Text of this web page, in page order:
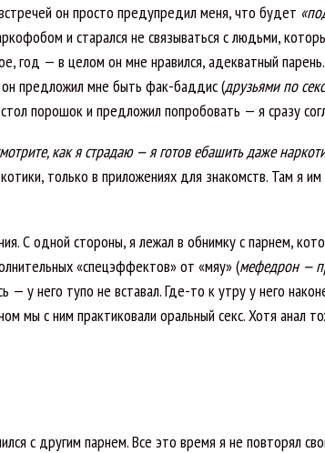
он просто предупредил меня, что будет
и старался не связываться с людьми,
год — в целом он мне нравился, адекватный
предложил мне быть фак-баддис (друзьями по
порошок и предложил попробовать — я сразу
как я страдаю — я готов ебашить даже
только в приложениях для знакомств. Там я им
С одной стороны, я лежал в обнимку с парнем,
«спецэффектов» от «мяу» (мефедрон —
— у него тупо не вставал. Где-то к утру у него
мы с ним практиковали оральный секс. Хотя анал
с другим парнем. Все это время я не повторял